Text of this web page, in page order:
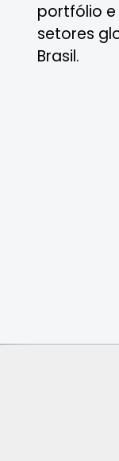
portfólio
setores
Brasil.